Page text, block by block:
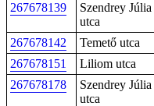
267678139
Szendrey Júlia
utca
267678142 Temető utca
267678151
Liliom utca
267678178
Szendrey Júlia
utca